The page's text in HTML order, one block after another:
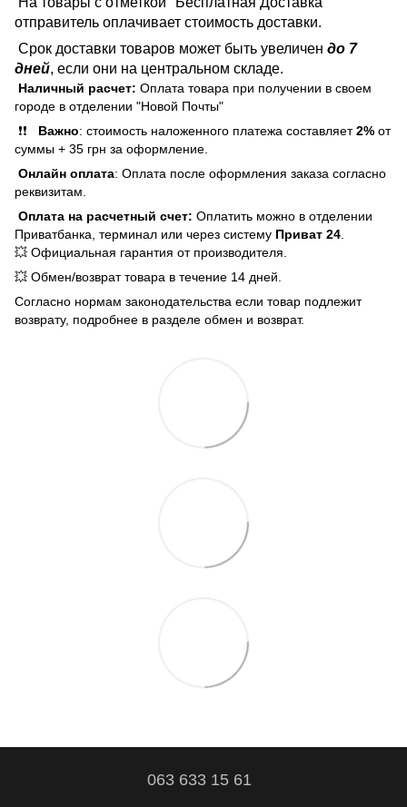
отправитель оплачивает стоимость доставки.
Срок доставки товаров может быть увеличен до 7
дней, если они на центральном складе.
Наличный расчет: Оплата товара при получении в своем
городе в отделении "Новой Почты"
❗❗ Важно: стоимость наложенного платежа составляет2% от
суммы + 35 грн за оформление.
Онлайн оплата: Оплата после оформления заказа согласно
реквизитам.
Оплата на расчетный счет: Оплатить можно в отделении
Приватбанка, терминал или через систему Приват 24.
💥 Официальная гарантия от производителя.
💥 Обмен/возврат товара в течение 14 дней.
Согласно нормам законодательства если товар подлежит
возврату, подробнее в разделе обмен и возврат.
063 633 15 61